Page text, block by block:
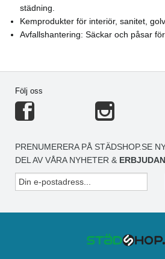
städning.
Kemprodukter för interiör, sanitet,
Avfallshantering: Säckar och påsar
Följ oss
PRENUMERERA PÅ STÄDSHOP.SE
DEL AV VÅRA NYHETER &